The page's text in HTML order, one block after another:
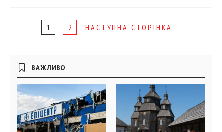
1 2 НАСТУПНА СТОРІНКА
Бічні
віджети
ВАЖЛИВО